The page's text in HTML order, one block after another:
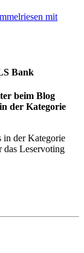
mit
Bank
beim Blog
der Kategorie
in der Kategorie
das Leservoting